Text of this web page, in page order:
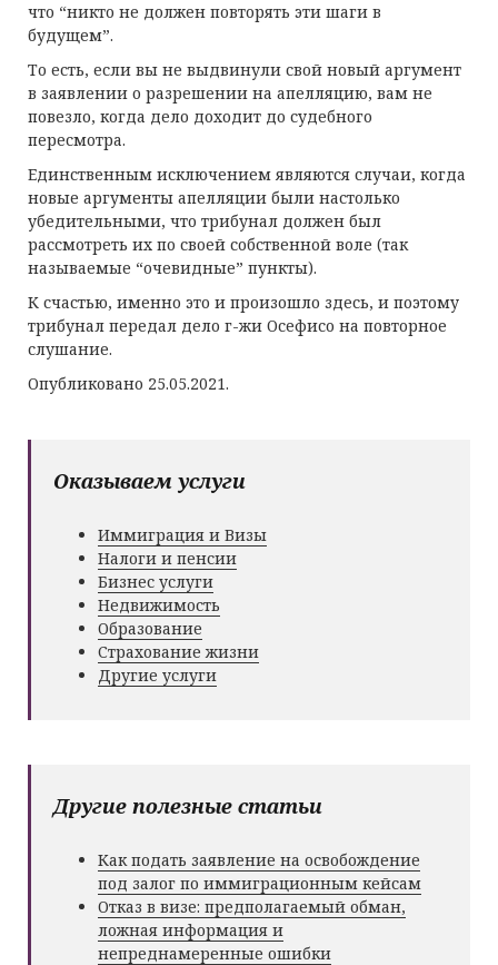
что “никто не должен повторять эти шаги в
будущем”.
То есть, если вы не выдвинули свой новый аргумент
в заявлении о разрешении на апелляцию, вам не
повезло, когда дело доходит до судебного
пересмотра.
Единственным исключением являются случаи, когда
новые аргументы апелляции были настолько
убедительными, что трибунал должен был
рассмотреть их по своей собственной воле (так
называемые “очевидные” пункты).
К счастью, именно это и произошло здесь, и поэтому
трибунал передал дело г-жи Осефисо на повторное
слушание.
Опубликовано 25.05.2021.
Оказываем услуги
Иммиграция и Визы
Налоги и пенсии
Бизнес услуги
Недвижимость
Образование
Страхование жизни
Другие услуги
Другие полезные статьи
Как подать заявление на освобождение
под залог по иммиграционным кейсам
Отказ в визе: предполагаемый обман,
ложная информация и
непреднамеренные ошибки